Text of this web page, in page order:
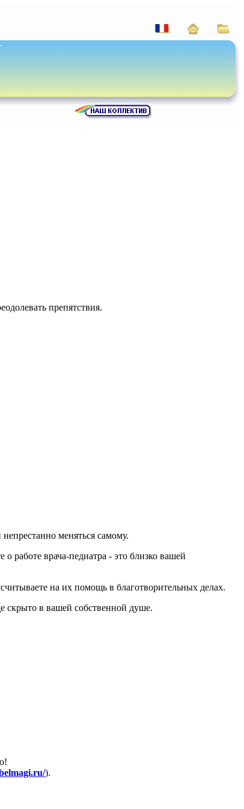
препятствия.
меняться самому.
работе врача-педиатра - это близко вашей
на их помощь в благотворительных делах.
скрыто в вашей собственной душе.
).